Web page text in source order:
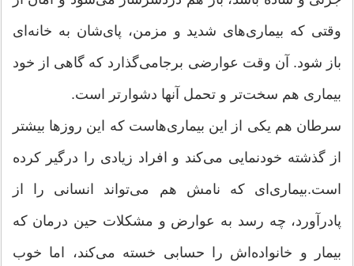
وقتی كه بیماری‌های شدید و مزمن، پای‌شان به خانه‌ای
باز شود. آن وقت عوارضی برجامی‌گذارد كه گاهی از خود
بیماری هم سخت‌تر و تحمل آنها دشوارتر است.
سرطان هم یكی از این بیماری‌هاست كه این روزها بیشتر
از گذشته خودنمایی می‌كند و افراد زیادی را درگیر كرده
است.بیماری‌ای كه نامش هم می‌تواند انسانی را از
پادرآورد، چه رسد به عوارض و مشكلات حین درمان كه
بیمار و خانواده‌اش را حسابی خسته می‌‌كند، اما خوب